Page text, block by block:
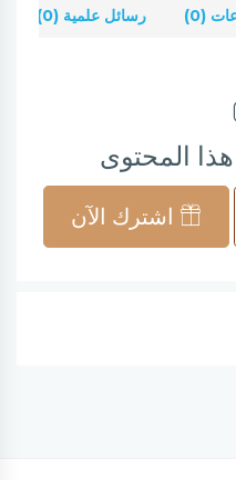
(0) رسائل علمية (0)
المحتوى
اشترك الآن